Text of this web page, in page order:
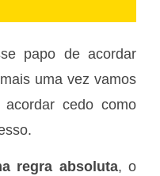
papo de acordar
uma vez vamos
cedo como
regra absoluta, o